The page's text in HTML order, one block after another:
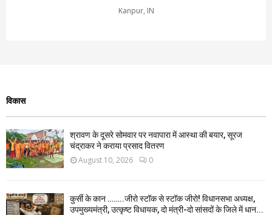
Kanpur, IN
विकास
श्रावण के दूसरे सोमवार पर नवापारा में आस्था की बयार, सूरज
चंद्राकर ने कराया प्रसाद वितरण
August 10, 2026 0
कुर्सी के कान ……..जीरो स्टॉक से स्टॉक जीरो! विधानसभा अध्यक्ष,
उपमुख्यमंत्री, उत्कृष्ट विधायक, दो मंत्री-दो सांसदों के जिले में धान...